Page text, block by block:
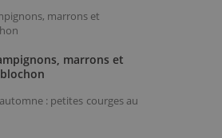
marrons et
: petites courges au